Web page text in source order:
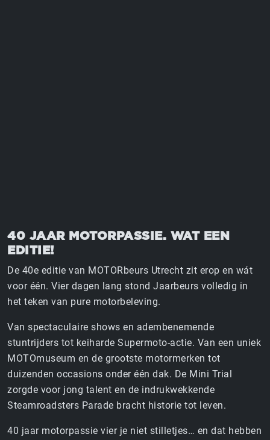
40 JAAR MOTORPASSIE. WAT EEN
EDITIE!
De 40e editie van MOTORbeurs Utrecht zit erop en wát
voor één. Vier dagen lang stond Jaarbeurs volledig in
het teken van pure motorbeleving.
Van spectaculaire shows en adembenemende
stuntrijders tot keiharde Supermoto-actie. Van een uniek
MOTOmuseum en de grootste motormerken tot
duizenden occasions onder één dak. De Mini Trial
zorgde voor jong talent en de indrukwekkende
Steamroadsters Parade bracht historie tot leven.
40 jaar motorpassie vier je niet stilletjes… en dat hebben